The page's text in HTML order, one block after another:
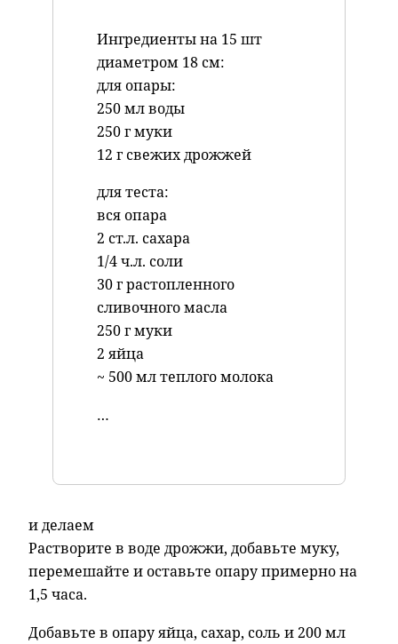
Ингредиенты на 15 шт
диаметром 18 см:
для опары:
250 мл воды
250 г муки
12 г свежих дрожжей
для теста:
вся опара
2 ст.л. сахара
1/4 ч.л. соли
30 г растопленного
сливочного масла
250 г муки
2 яйца
~ 500 мл теплого молока
…
и делаем
Растворите в воде дрожжи, добавьте муку,
перемешайте и оставьте опару примерно на
1,5 часа.
Добавьте в опару яйца, сахар, соль и 200 мл